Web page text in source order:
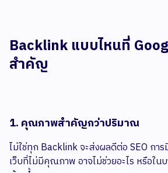
Backlink แบบไหนที่
สำคัญ
1. คุณภาพสำคัญกว่าปริมาณ
ไม่ใช่ทุก Backlink จะส่งผลดีต่อ SEO กา
เว็บที่ไม่มีคุณภาพ อาจไม่ช่วยอะไร หรือใ